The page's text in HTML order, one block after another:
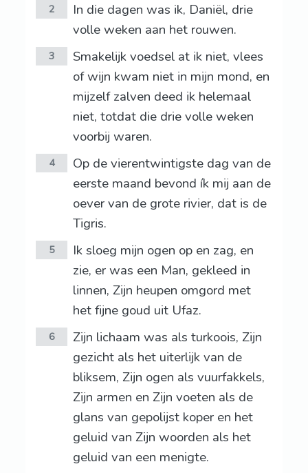
2
In die dagen was ik, Daniël, drie
volle weken aan het rouwen.
3
Smakelijk voedsel at ik niet, vlees
of wijn kwam niet in mijn mond, en
mijzelf zalven deed ik helemaal
niet, totdat die drie volle weken
voorbij waren.
4
Op de vierentwintigste dag van de
eerste maand bevond ík mij aan de
oever van de grote rivier, dat is de
Tigris.
5
Ik sloeg mijn ogen op en zag, en
zie, er was een Man, gekleed in
linnen, Zijn heupen omgord met
het fijne goud uit Ufaz.
6
Zijn lichaam was als turkoois, Zijn
gezicht als het uiterlijk van de
bliksem, Zijn ogen als vuurfakkels,
Zijn armen en Zijn voeten als de
glans van gepolijst koper en het
geluid van Zijn woorden als het
geluid van een menigte.